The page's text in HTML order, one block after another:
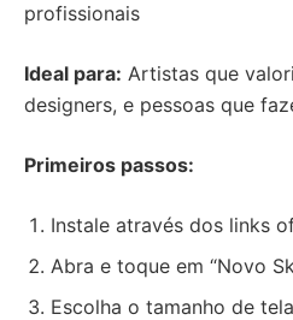
profissionais
Ideal para: Artistas que
designers, e pessoas que
Primeiros passos:
Instale através dos links
Abra e toque em “Novo
Escolha o tamanho de